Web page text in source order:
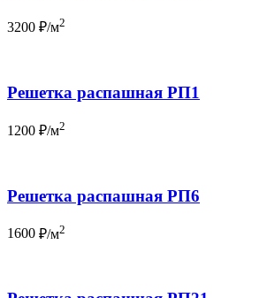
3200 ₽/м2
Решетка распашная РП1
1200 ₽/м2
Решетка распашная РП6
1600 ₽/м2